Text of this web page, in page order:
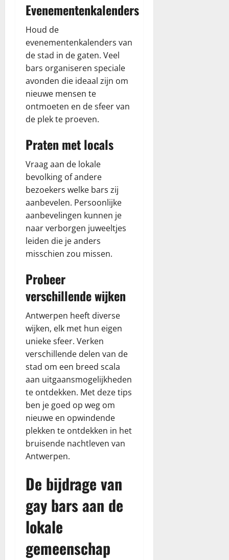
Evenementenkalenders
Houd de
evenementenkalenders van
de stad in de gaten. Veel
bars organiseren speciale
avonden die ideaal zijn om
nieuwe mensen te
ontmoeten en de sfeer van
de plek te proeven.
Praten met locals
Vraag aan de lokale
bevolking of andere
bezoekers welke bars zij
aanbevelen. Persoonlijke
aanbevelingen kunnen je
naar verborgen juweeltjes
leiden die je anders
misschien zou missen.
Probeer
verschillende wijken
Antwerpen heeft diverse
wijken, elk met hun eigen
unieke sfeer. Verken
verschillende delen van de
stad om een breed scala
aan uitgaansmogelijkheden
te ontdekken. Met deze tips
ben je goed op weg om
nieuwe en opwindende
plekken te ontdekken in het
bruisende nachtleven van
Antwerpen.
De bijdrage van
gay bars aan de
lokale
gemeenschap